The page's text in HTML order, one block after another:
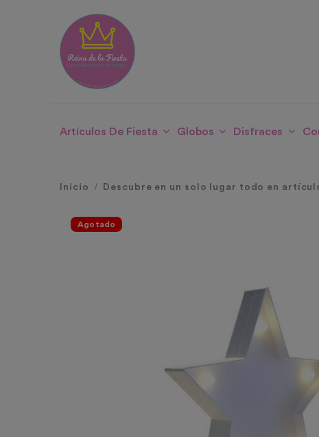
Artículos De Fiesta Globos Disfraces
Inicio Descubre en un solo lugar todo en
Agotado